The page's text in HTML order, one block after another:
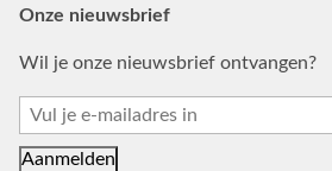
Onze nieuwsbrief
Wil je onze nieuwsbrief ontvangen?